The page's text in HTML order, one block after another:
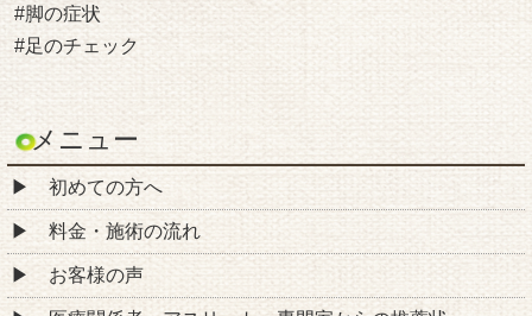
お悩み別コース紹介
頭痛
ストレートネック
肩の痛み
四十肩・五十肩